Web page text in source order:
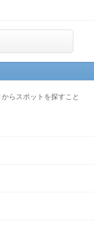
らスポットを探すこと